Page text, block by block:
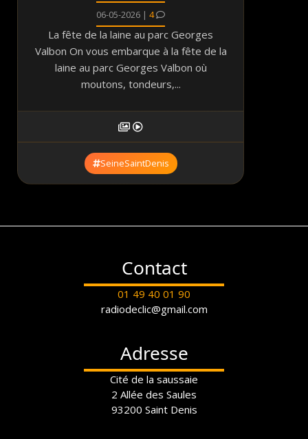
06-05-2026 | 4
La fête de la laine au parc Georges
Valbon On vous embarque à la fête de la
laine au parc Georges Valbon où
moutons, tondeurs,...
SeineSaintDenis
Contact
01 49 40 01 90
radiodeclic@gmail.com
Adresse
Cité de la saussaie
2 Allée des Saules
93200 Saint Denis